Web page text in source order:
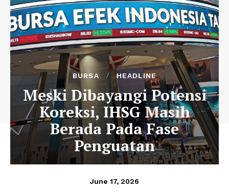
BURSA HEADLINE
Meski Dibayangi Potensi
Koreksi, IHSG Masih
Berada Pada Fase
Penguatan
June 17, 2026